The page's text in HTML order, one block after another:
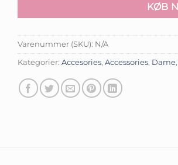
KØB
Varenummer (SKU): N/A
Kategorier: Accesories, Accessories, Dame,